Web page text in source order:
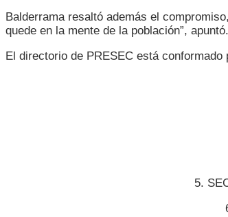
Balderrama resaltó además el
quede en la mente de la población”, apuntó.
El directorio de PRESEC está conformado
5.